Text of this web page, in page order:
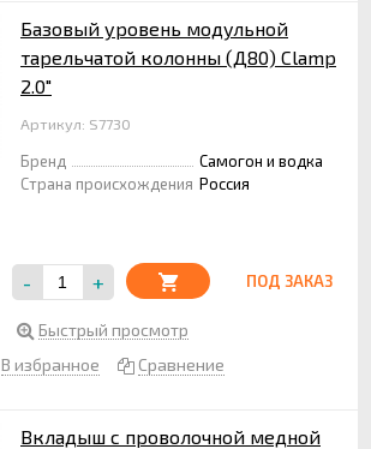
Базовый уровень модульной
тарельчатой колонны (Д80) Clamp
2.0"
Артикул: S7730
Бренд
Самогон и водка
Страна происхождения Россия
- + ПОД ЗАКАЗ
Быстрый просмотр
В избранное
Сравнение
Вкладыш с проволочной медной